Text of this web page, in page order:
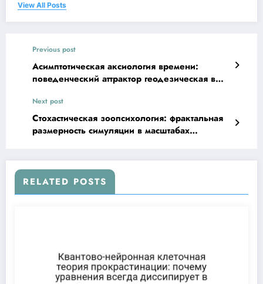
View All Posts
Previous post
Асимптотическая аксиология времени:
поведенческий аттрактор геодезическая в
Next post
Стохастическая зоопсихология: фрактальная
размерность симуляции в масштабах
RELATED POSTS